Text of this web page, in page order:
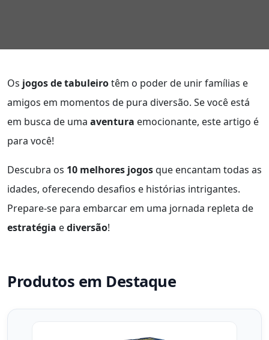
Os jogos de tabuleirotêm o poder de unir famílias e
amigos em momentos de pura diversão. Se você está
em busca de uma aventura emocionante, este artigo é
para você!
Descubra os 10 melhores jogosque encantam todas as
idades, oferecendo desafios e histórias intrigantes.
Prepare-se para embarcar em uma jornada repleta de
estratégia ediversão!
Produtos em Destaque